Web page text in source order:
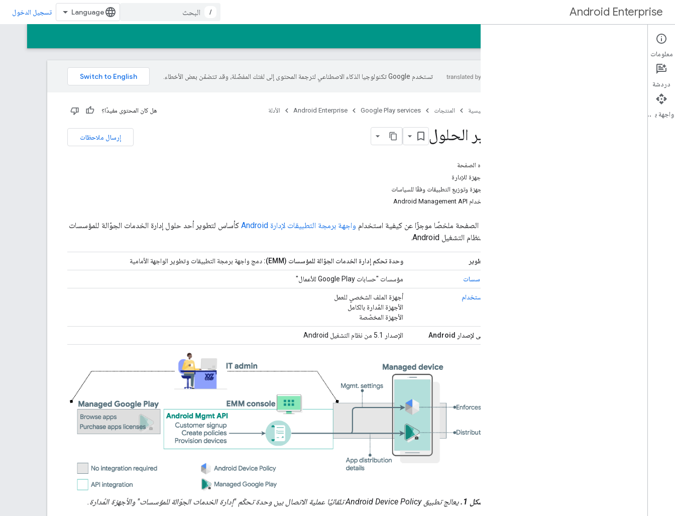
Android Enterprise
/ تسجيل الدخول
البدء
نظرة عامة
تستخدم Google تكنولوجيا الذكاء الاصطناعي لترجمة المحتوى إلى لغتك المفضّلة، وقد تتضمّن بعض الأخطاء.
الصفحة الرئيسية المنتجات Google Play services
Android Enterprise الأدلة هل كان المحتوى مفيدًا؟
إرسال ملاحظات تطوير الحلول
على هذه الصفحة
إعداد الأجهزة للإدارة
إدارة الأجهزة وتوزيع التطبيقات وفقًا للسياسات
بدء استخدام Android Management API
توفّر هذه الصفحة ملخصًا موجزًا عن كيفية استخدام واجهة برمجة التطبيقات لإدارة Android
كأساس لتطوير أحد حلول إدارة الخدمات الجوّالة للمؤسسات
جهود التطوير وحدة تحكم إدارة الخدمات الجوّالة للمؤسسات (EMM): دمج واجهة برمجة التطبيقات وتطوير الواجهة الأمامية
أنواع المؤسسات مؤسسات "حسابات Google Play للأعمال"
حالات الاستخدام
أجهزة الملف الشخصي للعمل
الأجهزة المُدارة بالكامل
الأجهزة المخصّصة
الحد الأدنى لإصدار Android الإصدار 5.1 من نظام التشغيل Android
الشكل 1. يعالج تطبيق Android Device Policy تلقائيًا عملية الاتصال بين وحدة تحكّم "إدارة الخدمات الجوّالة للمؤسسات" والأجهزة المُدارة.
معلومات
دردشة
واجهة برمجة التطبيقات